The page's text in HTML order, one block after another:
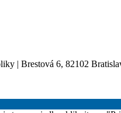
| Brestová 6, 82102